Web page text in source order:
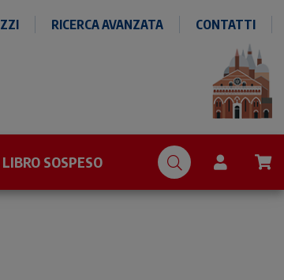
RICERCA AVANZATA CONTATTI
LIBRO SOSPESO